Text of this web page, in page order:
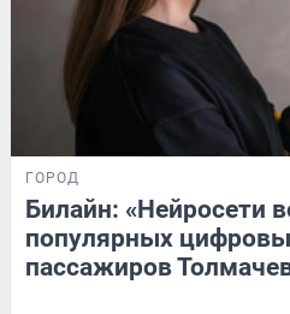
ГОРОД
Билайн: «Нейросети
популярных
пассажиров